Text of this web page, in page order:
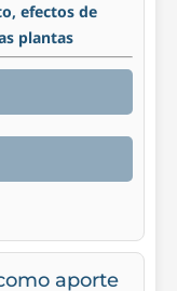
efectos de
plantas
aporte